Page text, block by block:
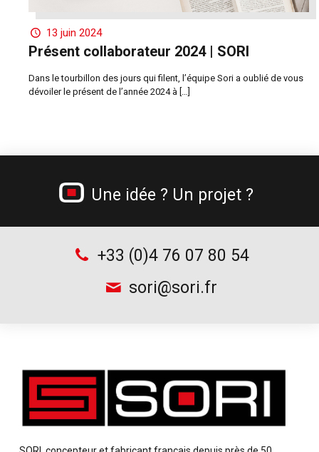
13 juin 2024
Présent collaborateur 2024 | SORI
Dans le tourbillon des jours qui filent, l’équipe Sori a oublié de vous
dévoiler le présent de l’année 2024 à[…]
Une idée ? Un projet ?
+33 (0)4 76 07 80 54
sori@sori.fr